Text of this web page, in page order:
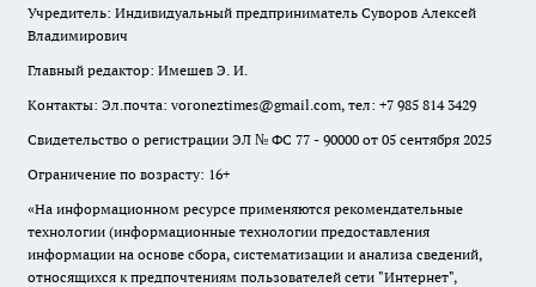
Учредитель: Индивидуальный предприниматель Суворов Алексей
Владимирович
Главный редактор: Имешев Э. И.
Контакты: Эл.почта: voroneztimes@gmail.com, тел: +7 985 814 3429
Свидетельство о регистрации ЭЛ № ФС 77 - 90000 от 05 сентября 2025
Ограничение по возрасту: 16+
«На информационном ресурсе применяются рекомендательные
технологии (информационные технологии предоставления
информации на основе сбора, систематизации и анализа сведений,
относящихся к предпочтениям пользователей сети "Интернет",